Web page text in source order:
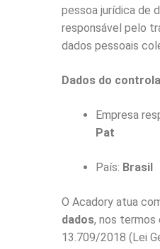
pessoa jurídica de
responsável pelo
dados pessoais
Dados do
Empresa
Pat
País: Brasil
O Acadory atua
dados, nos termos
13.709/2018 (Lei